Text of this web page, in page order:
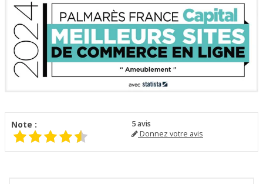
Note : 5avis
Donnez votre avis